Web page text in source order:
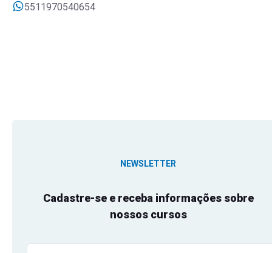
5511970540654
NEWSLETTER
Cadastre-se e receba informações sobre
nossos cursos